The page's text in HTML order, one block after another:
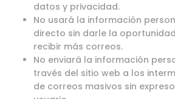
datos y privacidad.
No usará la información
directo sin darle la
recibir más correos.
No enviará la información
través del sitio web a los
de correos masivos sin